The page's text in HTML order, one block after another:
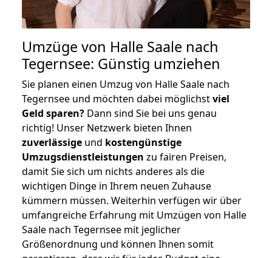
Umzüge von Halle Saale nach
Tegernsee: Günstig umziehen
Sie planen einen Umzug von Halle Saale nach
Tegernsee und möchten dabei möglichstviel
Geld sparen? Dann sind Sie bei uns genau
richtig! Unser Netzwerk bieten Ihnen
zuverlässige und kostengünstige
Umzugsdienstleistungen zu fairen Preisen,
damit Sie sich um nichts anderes als die
wichtigen Dinge in Ihrem neuen Zuhause
kümmern müssen. Weiterhin verfügen wir über
umfangreiche Erfahrung mit Umzügen von Halle
Saale nach Tegernsee mit jeglicher
Größenordnung und können Ihnen somit